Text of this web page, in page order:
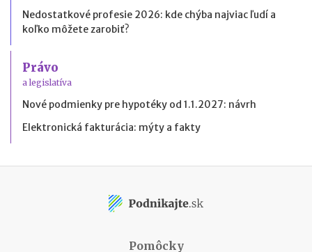
Nedostatkové profesie 2026: kde chýba najviac ľudí a
koľko môžete zarobiť?
Právo
a legislatíva
Nové podmienky pre hypotéky od 1.1.2027: návrh
Elektronická fakturácia: mýty a fakty
Pomôcky